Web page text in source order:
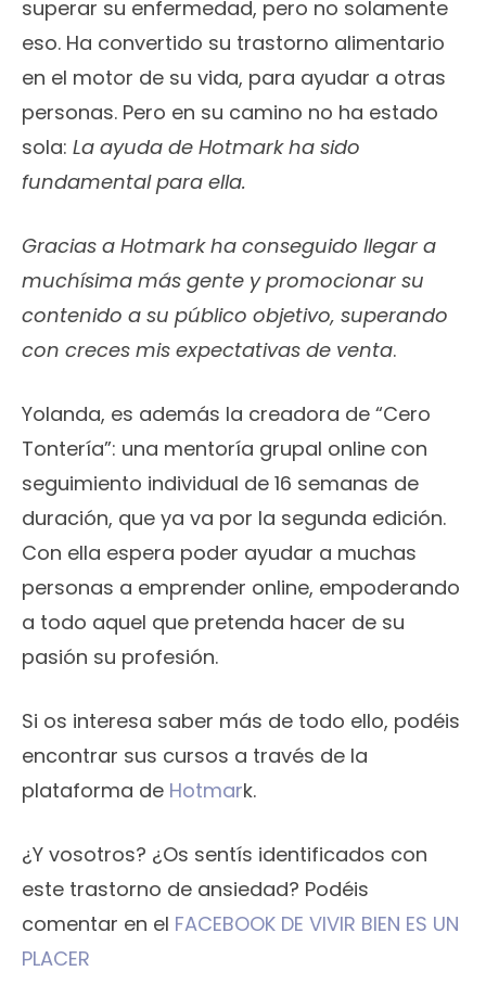
superar su enfermedad, pero no solamente
eso. Ha convertido su trastorno alimentario
en el motor de su vida, para ayudar a otras
personas. Pero en su camino no ha estado
sola: La ayuda de Hotmark ha sido
fundamental para ella.
Gracias a Hotmark ha conseguido llegar a
muchísima más gente y promocionar su
contenido a su público objetivo, superando
con creces mis expectativas de venta.
Yolanda, es además la creadora de “Cero
Tontería”: una mentoría grupal online con
seguimiento individual de 16 semanas de
duración, que ya va por la segunda edición.
Con ella espera poder ayudar a muchas
personas a emprender online, empoderando
a todo aquel que pretenda hacer de su
pasión su profesión.
Si os interesa saber más de todo ello, podéis
encontrar sus cursos a través de la
plataforma de Hotmark.
¿Y vosotros? ¿Os sentís identificados con
este trastorno de ansiedad? Podéis
comentar en el FACEBOOK DE VIVIR BIEN ES UN
PLACER